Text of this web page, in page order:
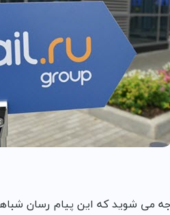
می شوید که این پیام رسان